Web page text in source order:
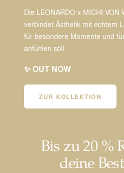
Die LEONARDO x MICHI VON
verbindet Ästhetik mit echtem
für besondere Momente und
anfühlen soll.
✨ OUT NOW
ZUR KOLLEKTION
Bis zu 20 %
deine